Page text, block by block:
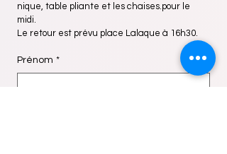
nique, table pliante et les chaises.pour le
midi.
Le retour est prévu place Lalaque à 16h30.
Prénom *